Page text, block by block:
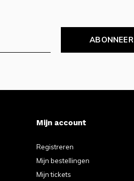
ABONNEER
Mijn account
Registreren
Mijn bestellingen
Mijn tickets